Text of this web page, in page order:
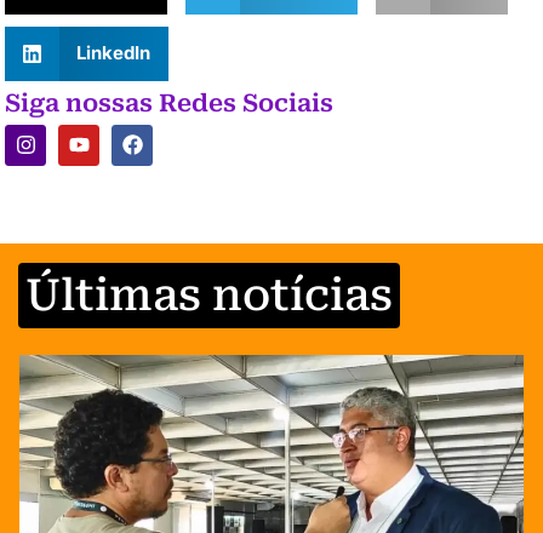
LinkedIn
Siga nossas Redes Sociais
Últimas notícias